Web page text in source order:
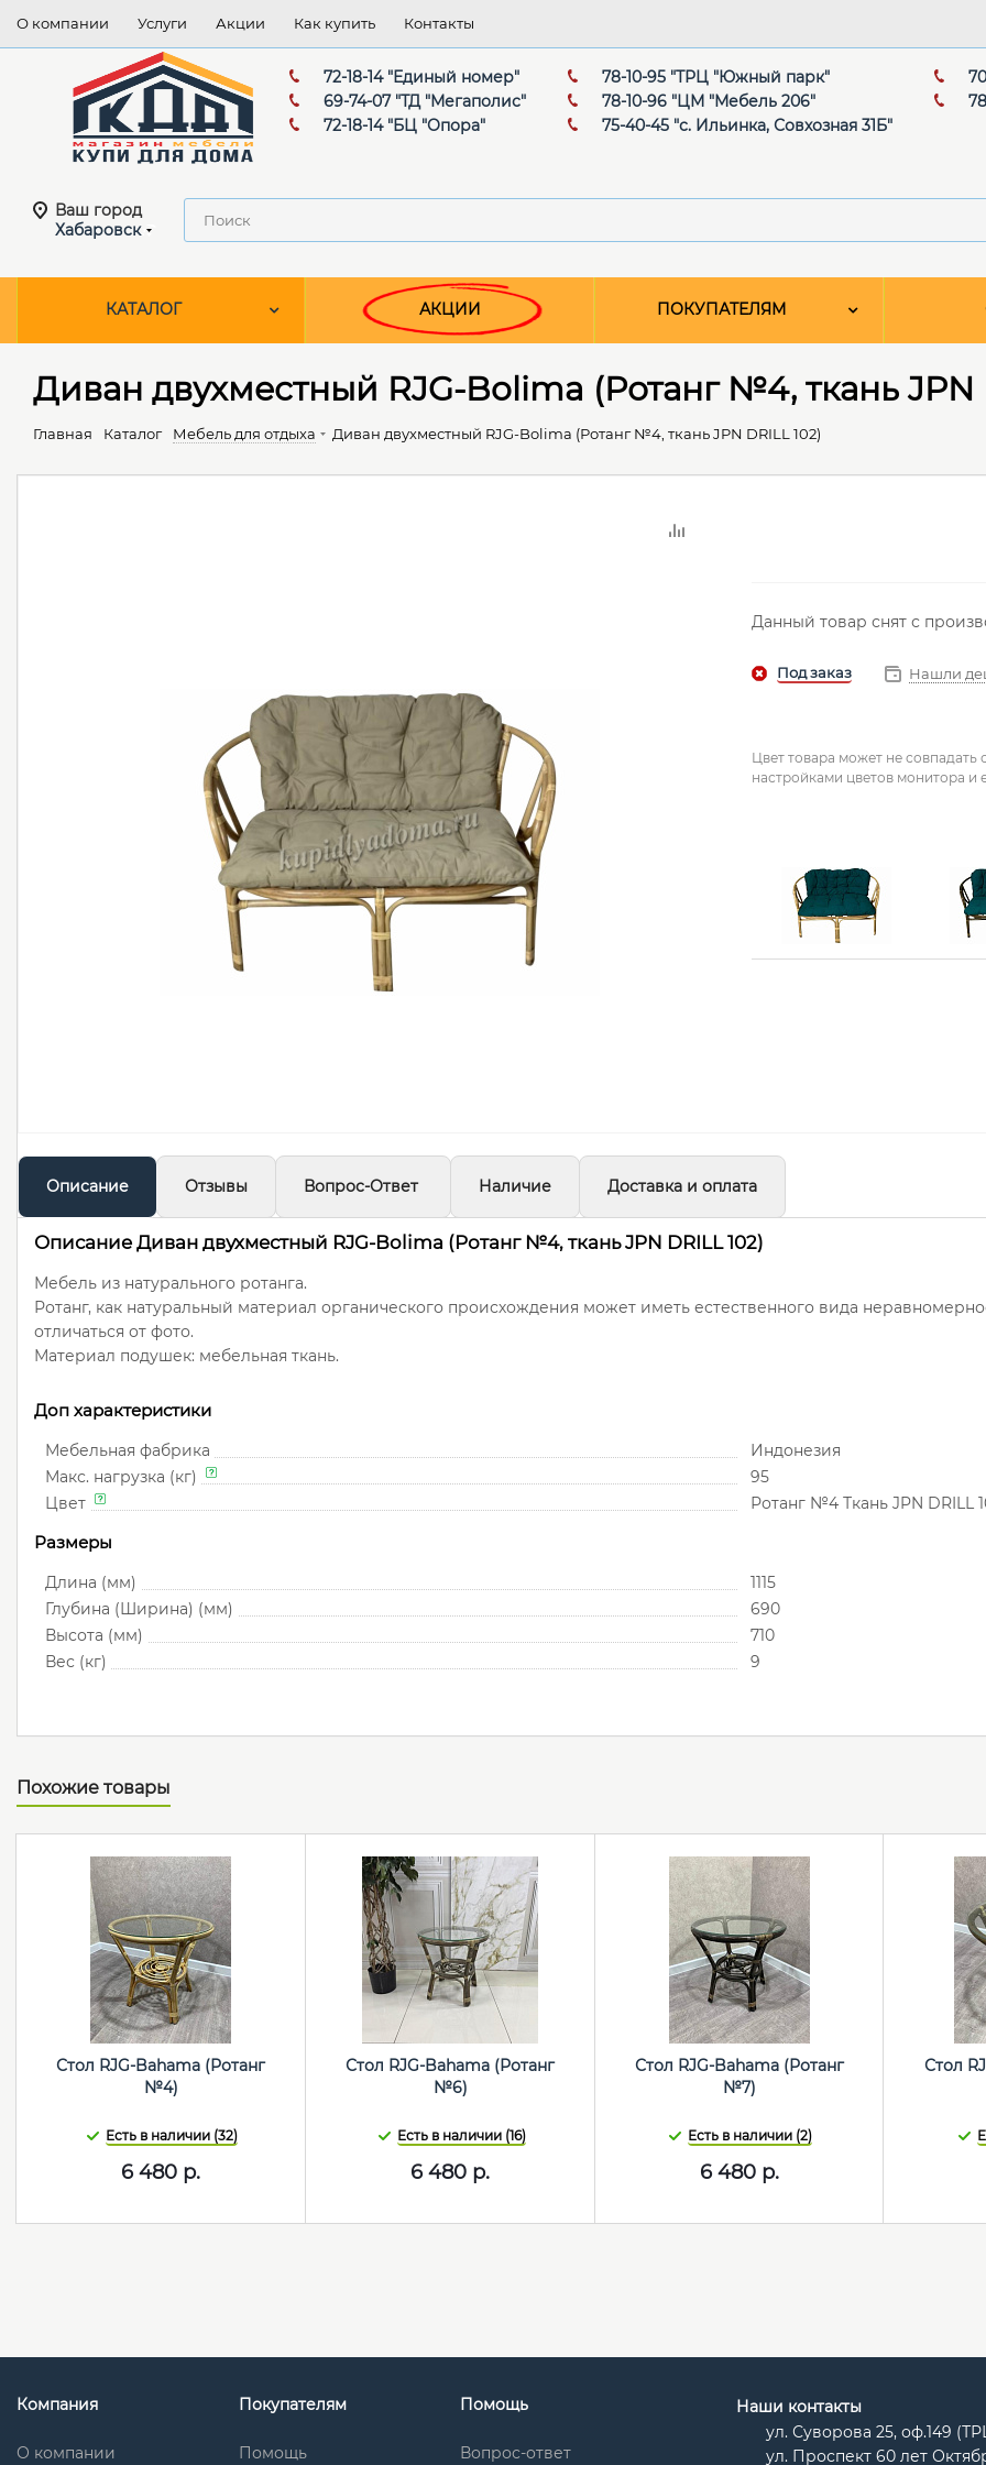
О компании Услуги Акции Как купить Контакты
72-18-14 "Единый номер"
69-74-07 "ТД "Мегаполис"
72-18-14 "БЦ "Опора"
78-10-95 "ТРЦ "Южный парк"
78-10-96 "ЦМ "Мебель 206"
75-40-45 "с. Ильинка, Совхозная 31Б"
Ваш город
Хабаровск
КАТАЛОГ АКЦИИ ПОКУПАТЕЛЯМ
Диван двухместный RJG-Bolima (Ротанг №4, ткань JPN
Главная Каталог Мебель для отдыха Диван двухместный RJG-Bolima (Ротанг №4, ткань JPN DRILL 102)
Данный товар снят с
Нашли
Цвет товара может не
настройками цветов монитора и
Описание Отзывы Вопрос-Ответ Наличие Доставка и оплата
Описание Диван двухместный RJG-Bolima (Ротанг №4, ткань JPN DRILL 102)
Мебель из натурального ротанга.
Ротанг, как натуральный материал органического происхождения может иметь естественного вида
отличаться от фото.
Материал подушек: мебельная ткань.
Доп характеристики
Мебельная фабрика
Индонезия
Макс. нагрузка (кг)
95
Цвет
Ротанг №4 Ткань JPN DRILL
Размеры
Длина (мм)
1115
Глубина (Ширина) (мм)
690
Высота (мм)
710
Вес (кг)
9
Похожие товары
Стол RJG-Bahama (Ротанг
№4)
Есть в наличии (32)
6 480 р.
Стол RJG-Bahama (Ротанг
№6)
Есть в наличии (16)
6 480 р.
Стол RJG-Bahama (Ротанг
№7)
Есть в наличии (2)
6 480р.
Стол
Компания
О компании
Покупателям
Помощь
Помощь
Вопрос-ответ
Наши контакты
ул. Суворова 25, оф.149
ул. Проспект 60 лет